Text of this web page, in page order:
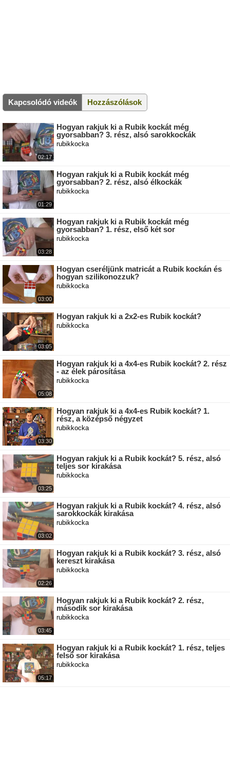
Kapcsolódó videók Hozzászólások
02:17
Hogyan rakjuk ki a Rubik kockát még
gyorsabban? 3. rész, alsó sarokkockák
rubikkocka
01:29
Hogyan rakjuk ki a Rubik kockát még
gyorsabban? 2. rész, alsó élkockák
rubikkocka
03:28
Hogyan rakjuk ki a Rubik kockát még
gyorsabban? 1. rész, első két sor
rubikkocka
03:00
Hogyan cseréljünk matricát a Rubik kockán és
hogyan szilikonozzuk?
rubikkocka
03:05
Hogyan rakjuk ki a 2x2-es Rubik kockát?
rubikkocka
05:08
Hogyan rakjuk ki a 4x4-es Rubik kockát? 2. rész
- az élek párosítása
rubikkocka
03:30
Hogyan rakjuk ki a 4x4-es Rubik kockát? 1.
rész, a középső négyzet
rubikkocka
03:25
Hogyan rakjuk ki a Rubik kockát? 5. rész, alsó
teljes sor kirakása
rubikkocka
03:02
Hogyan rakjuk ki a Rubik kockát? 4. rész, alsó
sarokkockák kirakása
rubikkocka
02:26
Hogyan rakjuk ki a Rubik kockát? 3. rész, alsó
kereszt kirakása
rubikkocka
03:45
Hogyan rakjuk ki a Rubik kockát? 2. rész,
második sor kirakása
rubikkocka
05:17
Hogyan rakjuk ki a Rubik kockát? 1. rész, teljes
felső sor kirakása
rubikkocka